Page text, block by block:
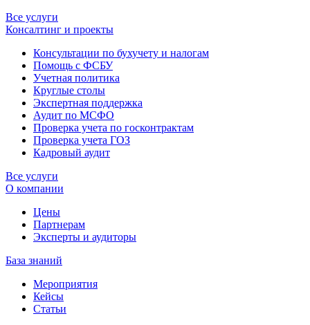
Все услуги
Консалтинг и проекты
Консультации по бухучету и налогам
Помощь с ФСБУ
Учетная политика
Круглые столы
Экспертная поддержка
Аудит по МСФО
Проверка учета по госконтрактам
Проверка учета ГОЗ
Кадровый аудит
Все услуги
О компании
Цены
Партнерам
Эксперты и аудиторы
База знаний
Мероприятия
Кейсы
Статьи